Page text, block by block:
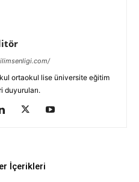
ortaokul lise üniversite eğitim
duyuruları.
İçerikleri